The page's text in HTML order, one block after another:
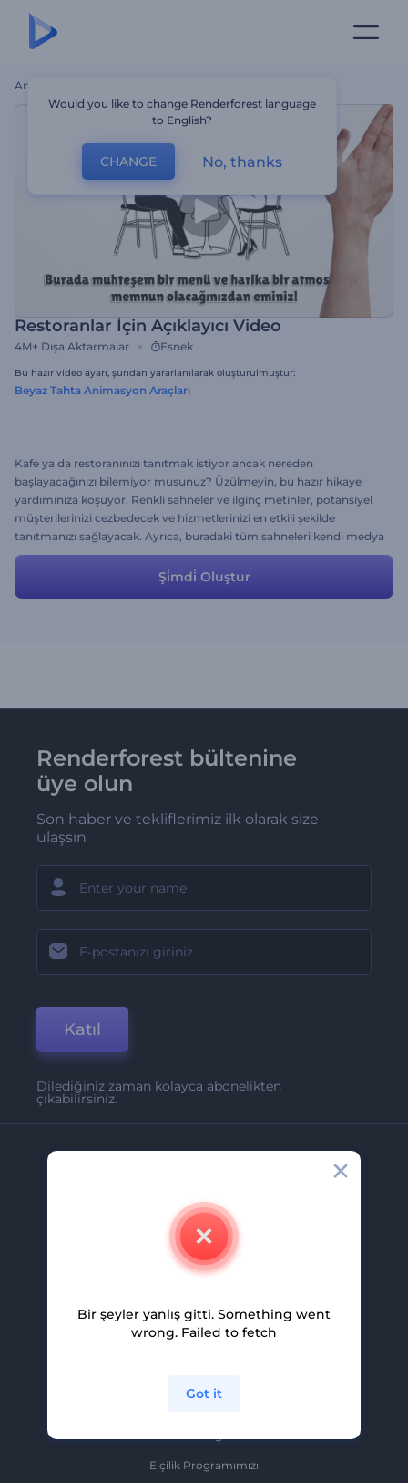
Ana Sayfa
Restoranlar İçin Açıklayıcı Video
4M+ Dışa Aktarmalar Esnek
Bu hazır video ayarı, şundan yararlanılarak oluşturulmuştur:
Beyaz Tahta Animasyon Araçları
Kafe ya da restoranınızı tanıtmak istiyor ancak nereden
başlayacağınızı bilemiyor musunuz? Üzülmeyin, bu hazır hikaye
yardımınıza koşuyor. Renkli sahneler ve ilginç metinler, potansiyel
müşterilerinizi cezbedecek ve hizmetlerinizi en etkili şekilde
tanıtmanızı sağlayacak. Ayrıca, buradaki tüm sahneleri kendi medya
dosyalarınız ve fikirlerinizi kullanarak değiştirmekte özgürsünüz.
Şi̇mdi̇ Oluştur
Renderforest bültenine
üye olun
Son haber ve tekliflerimiz ilk olarak size
ulaşsın
Katıl
Dilediğiniz zaman kolayca abonelikten
çıkabilirsiniz.
İletişim
Kariyer
Ortaklık Programı
Elçilik Programımızı
Would you like to change Renderforest language
to English?
CHANGE No, thanks
Bir şeyler yanlış gitti. Something went
wrong. Failed to fetch
Got it